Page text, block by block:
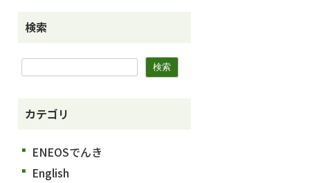
検索
カテゴリ
ENEOSでんき
English